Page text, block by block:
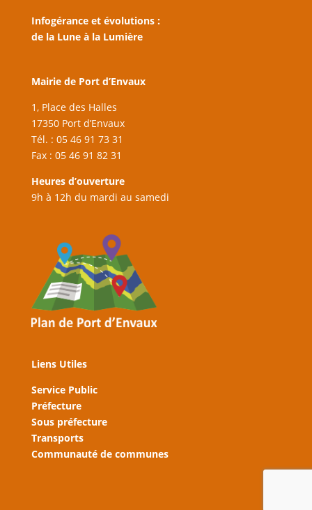
Infogérance et évolutions :
de la Lune à la Lumière
Mairie de Port d’Envaux
1, Place des Halles
17350 Port d’Envaux
Tél. : 05 46 91 73 31
Fax : 05 46 91 82 31
Heures d’ouverture
9h à 12h du mardi au samedi
Liens Utiles
Service Public
Préfecture
Sous préfecture
Transports
Communauté de communes